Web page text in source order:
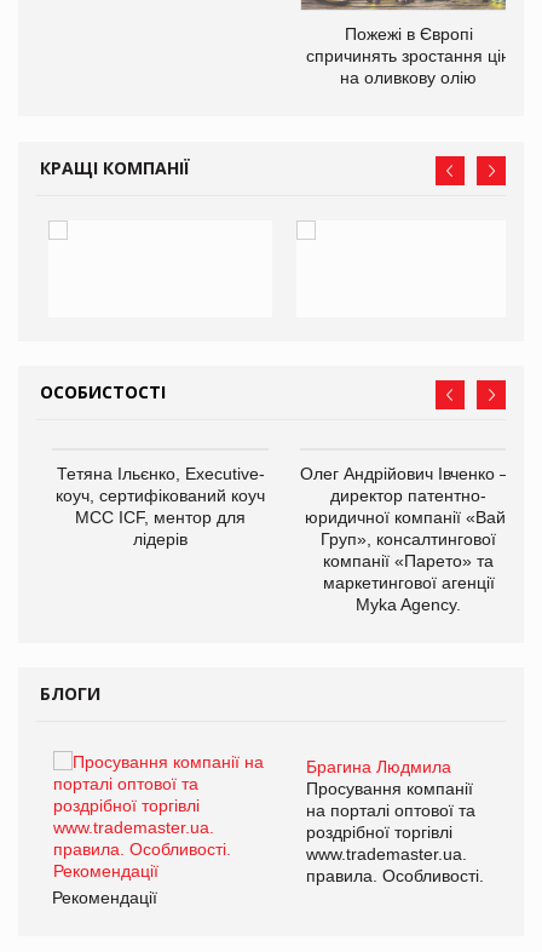
Пожежі в Європі
спричинять зростання цін
на оливкову олію
КРАЩІ КОМПАНІЇ
ОСОБИСТОСТІ
Тетяна Ільєнко, Executive-
коуч, сертифікований коуч
МСС ICF, ментор для
лідерів
Олег Андрійович Івченко —
директор патентно-
юридичної компанії «Вайз
Груп», консалтингової
компанії «Парето» та
маркетингової агенції
Myka Agency.
БЛОГИ
Брагина Людмила
Просування компанії
на порталі оптової та
роздрібної торгівлі
www.trademaster.ua.
правила. Особливості.
Рекомендації